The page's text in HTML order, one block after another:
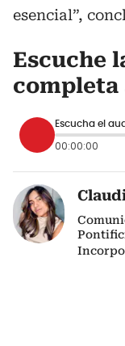
esencial”,
Escuche
completa
Escucha el
00:00:00